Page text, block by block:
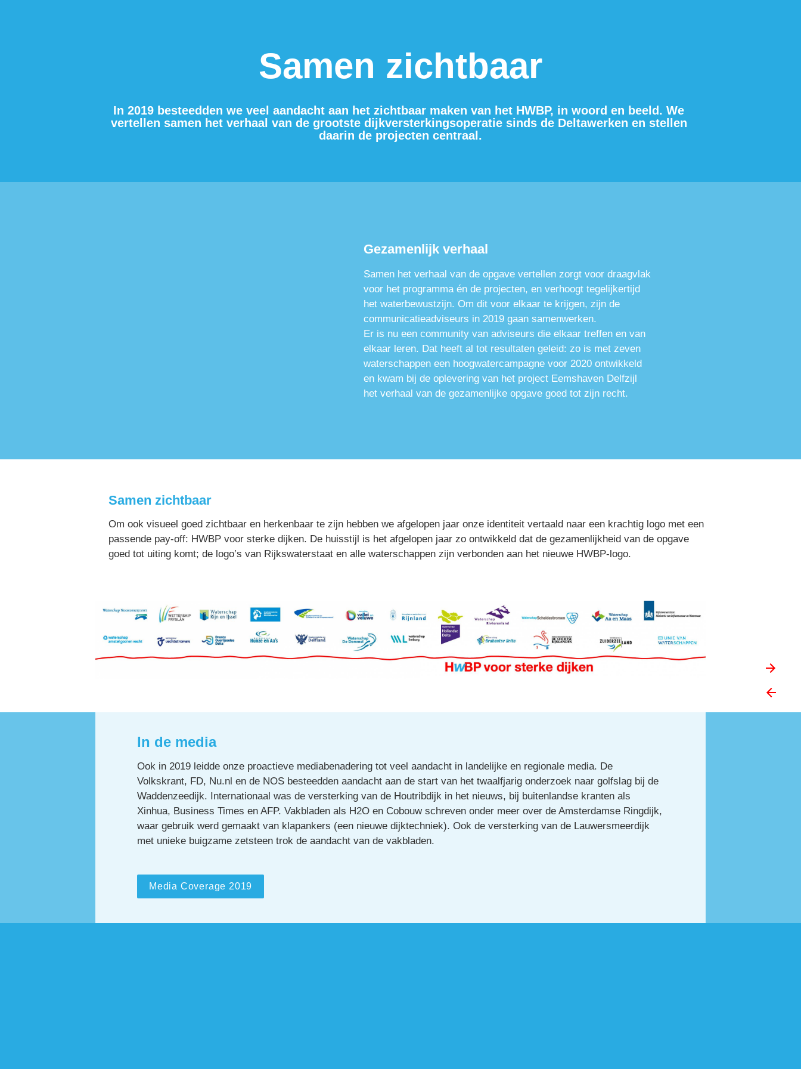
Samen zichtbaar
In 2019 besteedden we veel aandacht aan het zichtbaar maken van het HWBP, in woord en beeld. We
vertellen samen het verhaal van de grootste dijkversterkingsoperatie sinds de Deltawerken en stellen
daarin de projecten centraal.
Gezamenlijk verhaal
Samen het verhaal van de opgave vertellen zorgt voor draagvlak
voor het programma én de projecten, en verhoogt tegelijkertijd
het waterbewustzijn. Om dit voor elkaar te krijgen, zijn de
communicatieadviseurs in 2019 gaan samenwerken.
Er is nu een community van adviseurs die elkaar treffen en van
elkaar leren. Dat heeft al tot resultaten geleid: zo is met zeven
waterschappen een hoogwatercampagne voor 2020 ontwikkeld
en kwam bij de oplevering van het project Eemshaven Delfzijl
het verhaal van de gezamenlijke opgave goed tot zijn recht.
Samen zichtbaar
Om ook visueel goed zichtbaar en herkenbaar te zijn hebben we afgelopen jaar onze identiteit vertaald naar een krachtig logo met een
passende pay-off: HWBP voor sterke dijken. De huisstijl is het afgelopen jaar zo ontwikkeld dat de gezamenlijkheid van de opgave
goed tot uiting komt; de logo’s van Rijkswaterstaat en alle waterschappen zijn verbonden aan het nieuwe HWBP-logo.
In de media
Ook in 2019 leidde onze proactieve mediabenadering tot veel aandacht in landelijke en regionale media. De
Volkskrant, FD, Nu.nl en de NOS besteedden aandacht aan de start van het twaalfjarig onderzoek naar golfslag bij de
Waddenzeedijk. Internationaal was de versterking van de Houtribdijk in het nieuws, bij buitenlandse kranten als
Xinhua, Business Times en AFP. Vakbladen als H2O en Cobouw schreven onder meer over de Amsterdamse Ringdijk,
waar gebruik werd gemaakt van klapankers (een nieuwe dijktechniek). Ook de versterking van de Lauwersmeerdijk
met unieke buigzame zetsteen trok de aandacht van de vakbladen.
Media Coverage 2019